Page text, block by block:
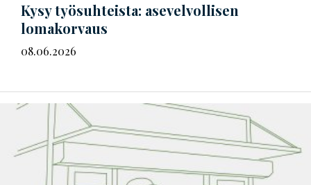
Kysy työsuhteista: asevelvollisen
lomakorvaus
08.06.2026